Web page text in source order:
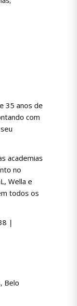
35 anos de
com
academias
no
Wella e
todos os
|
Belo